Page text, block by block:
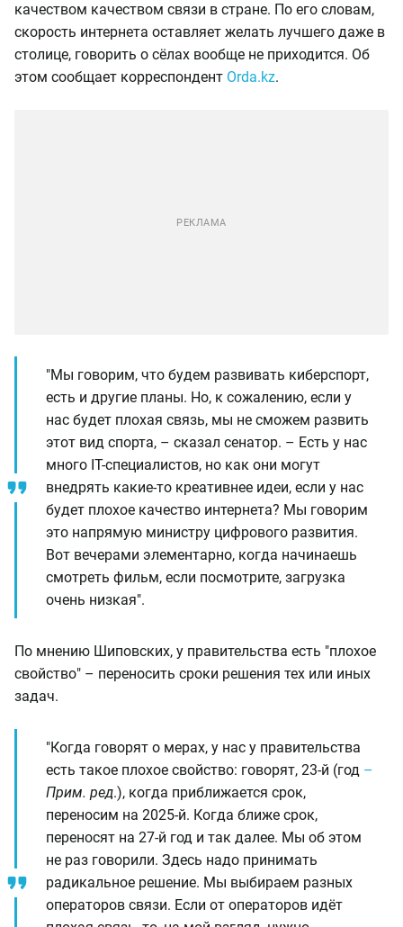
качеством качеством связи в стране. По его словам,
скорость интернета оставляет желать лучшего даже в
столице, говорить о сёлах вообще не приходится. Об
этом сообщает корреспондент Orda.kz.
"Мы говорим, что будем развивать киберспорт,
есть и другие планы. Но, к сожалению, если у
нас будет плохая связь, мы не сможем развить
этот вид спорта, – сказал сенатор. – Есть у нас
много IT-специалистов, но как они могут
внедрять какие-то креативнее идеи, если у нас
будет плохое качество интернета? Мы говорим
это напрямую министру цифрового развития.
Вот вечерами элементарно, когда начинаешь
смотреть фильм, если посмотрите, загрузка
очень низкая".
По мнению Шиповских, у правительства есть "плохое
свойство" – переносить сроки решения тех или иных
задач.
"Когда говорят о мерах, у нас у правительства
есть такое плохое свойство: говорят, 23-й (год –
Прим. ред.), когда приближается срок,
переносим на 2025-й. Когда ближе срок,
переносят на 27-й год и так далее. Мы об этом
не раз говорили. Здесь надо принимать
радикальное решение. Мы выбираем разных
операторов связи. Если от операторов идёт